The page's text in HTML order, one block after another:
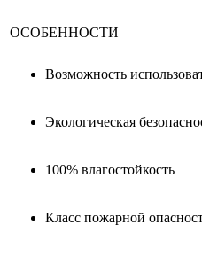
ОСОБЕННОСТИ
Возможность
Экологическая
100% влагостойкость
Класс пожарной